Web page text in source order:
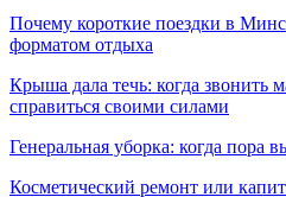
Почему короткие поездки в
форматом отдыха
Крыша дала течь: когда звонить
справиться своими силами
Генеральная уборка: когда пора
Косметический ремонт или